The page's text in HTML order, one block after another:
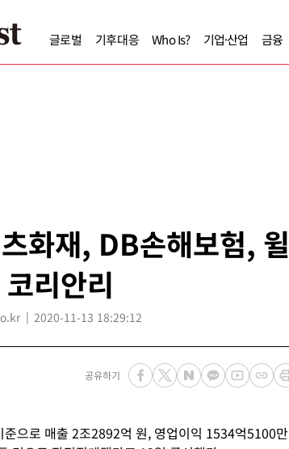
글로벌 기후대응 Who Is? 기업·산업 금융
화재, DB손해보험, 윌
리안리
2020-11-13 18:29:12
공유하기
으로 매출 2조2892억 원, 영업이익 1534억5100만